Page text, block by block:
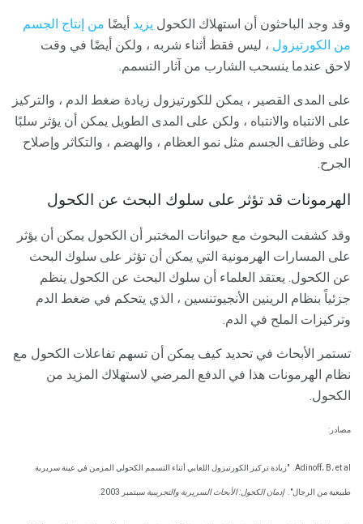
وقد وجد الباحثون أن استهلاك الكحول يزيد أيضًا من إنتاج الجسم
من الكورتيزول ، ليس فقط أثناء شربه ، ولكن أيضًا في وقت
لاحق عندما ينسحب الشارب من آثار التسمم.
على المدى القصير ، يمكن للكورتيزول زيادة ضغط الدم ، والتركيز
على الانتباه والانتباه ، ولكن على المدى الطويل يمكن أن يؤثر سلبًا
على وظائف الجسم مثل نمو العظام ، والهضم ، والتكاثر وإصلاح
الجرح.
الهرمونات قد تؤثر على سلوك البحث عن الكحول
وقد كشفت البحوث مع حيوانات المختبر أن الكحول يمكن أن يؤثر
على المسارات الهرمونية التي يمكن أن تؤثر على سلوك البحث
عن الكحول. يعتقد العلماء أن سلوك البحث عن الكحول ينظم
جزئياً بنظام الرينين الأنجيوتنسين ، الذي يتحكم في ضغط الدم
وتركيزات الملح في الدم.
تستمر الأبحاث في تحديد كيف يمكن أن تسهم تفاعلات الكحول مع
نظام الهرمونات هذا في الدفع المرضي لاستهلاك المزيد من
الكحول.
مصادر:
Adinoff، B، et al. "زيادة تركيز الكورتيزول اللعابي أثناء التسمم الكحولي المزمن في عينة سريرية
طبيعية من الرجال". إدمان الكحول: الأبحاث السريرية والتجريبية سبتمبر 2003.